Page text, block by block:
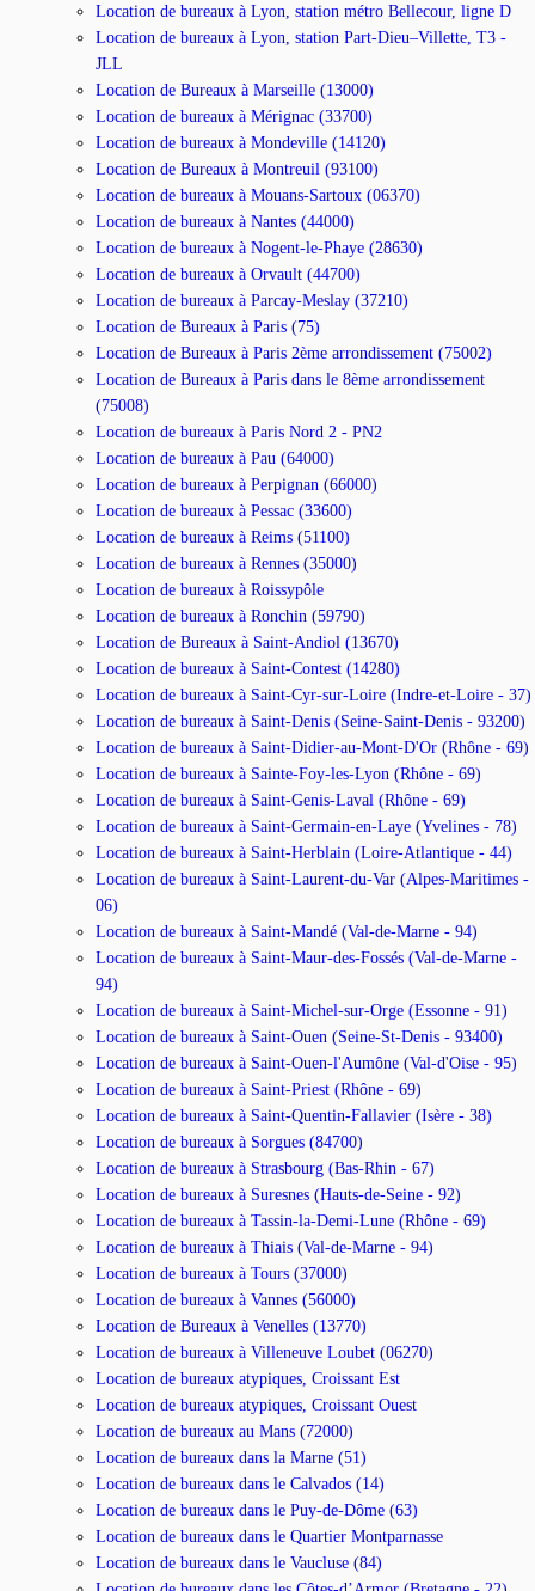
Location de bureaux à Lyon, station métro Bellecour, ligne D
Location de bureaux à Lyon, station Part-Dieu–Villette, T3 -
JLL
Location de Bureaux à Marseille (13000)
Location de bureaux à Mérignac (33700)
Location de bureaux à Mondeville (14120)
Location de Bureaux à Montreuil (93100)
Location de bureaux à Mouans-Sartoux (06370)
Location de bureaux à Nantes (44000)
Location de bureaux à Nogent-le-Phaye (28630)
Location de bureaux à Orvault (44700)
Location de bureaux à Parcay-Meslay (37210)
Location de Bureaux à Paris (75)
Location de Bureaux à Paris 2ème arrondissement (75002)
Location de Bureaux à Paris dans le 8ème arrondissement
(75008)
Location de bureaux à Paris Nord 2 - PN2
Location de bureaux à Pau (64000)
Location de bureaux à Perpignan (66000)
Location de bureaux à Pessac (33600)
Location de bureaux à Reims (51100)
Location de bureaux à Rennes (35000)
Location de bureaux à Roissypôle
Location de bureaux à Ronchin (59790)
Location de Bureaux à Saint-Andiol (13670)
Location de bureaux à Saint-Contest (14280)
Location de bureaux à Saint-Cyr-sur-Loire (Indre-et-Loire - 37)
Location de bureaux à Saint-Denis (Seine-Saint-Denis - 93200)
Location de bureaux à Saint-Didier-au-Mont-D'Or (Rhône - 69)
Location de bureaux à Sainte-Foy-les-Lyon (Rhône - 69)
Location de bureaux à Saint-Genis-Laval (Rhône - 69)
Location de bureaux à Saint-Germain-en-Laye (Yvelines - 78)
Location de bureaux à Saint-Herblain (Loire-Atlantique - 44)
Location de bureaux à Saint-Laurent-du-Var (Alpes-Maritimes -
06)
Location de bureaux à Saint-Mandé (Val-de-Marne - 94)
Location de bureaux à Saint-Maur-des-Fossés (Val-de-Marne -
94)
Location de bureaux à Saint-Michel-sur-Orge (Essonne - 91)
Location de bureaux à Saint-Ouen (Seine-St-Denis - 93400)
Location de bureaux à Saint-Ouen-l'Aumône (Val-d'Oise - 95)
Location de bureaux à Saint-Priest (Rhône - 69)
Location de bureaux à Saint-Quentin-Fallavier (Isère - 38)
Location de bureaux à Sorgues (84700)
Location de bureaux à Strasbourg (Bas-Rhin - 67)
Location de bureaux à Suresnes (Hauts-de-Seine - 92)
Location de bureaux à Tassin-la-Demi-Lune (Rhône - 69)
Location de bureaux à Thiais (Val-de-Marne - 94)
Location de bureaux à Tours (37000)
Location de bureaux à Vannes (56000)
Location de Bureaux à Venelles (13770)
Location de bureaux à Villeneuve Loubet (06270)
Location de bureaux atypiques, Croissant Est
Location de bureaux atypiques, Croissant Ouest
Location de bureaux au Mans (72000)
Location de bureaux dans la Marne (51)
Location de bureaux dans le Calvados (14)
Location de bureaux dans le Puy-de-Dôme (63)
Location de bureaux dans le Quartier Montparnasse
Location de bureaux dans le Vaucluse (84)